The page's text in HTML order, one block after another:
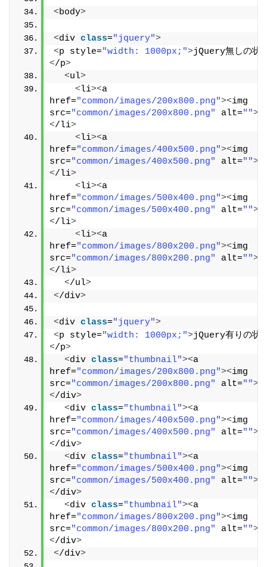
<body>
<div class="jquery">
<p style="width: 1000px;">jQuery無しの状
</p>
<ul>
<li><a
href="common/images/200x800.png"><img
src="common/images/200x800.png" alt=""><
</li>
<li><a
href="common/images/400x500.png"><img
src="common/images/400x500.png" alt=""><
</li>
<li><a
href="common/images/500x400.png"><img
src="common/images/500x400.png" alt=""><
</li>
<li><a
href="common/images/800x200.png"><img
src="common/images/800x200.png" alt=""><
</li>
</ul>
</div>
<div class="jquery">
<p style="width: 1000px;">jQuery有りの状
</p>
<div class="thumbnail"><a
href="common/images/200x800.png"><img
src="common/images/200x800.png" alt=""><
</div>
<div class="thumbnail"><a
href="common/images/400x500.png"><img
src="common/images/400x500.png" alt=""><
</div>
<div class="thumbnail"><a
href="common/images/500x400.png"><img
src="common/images/500x400.png" alt=""><
</div>
<div class="thumbnail"><a
href="common/images/800x200.png"><img
src="common/images/800x200.png" alt=""><
</div>
</div>